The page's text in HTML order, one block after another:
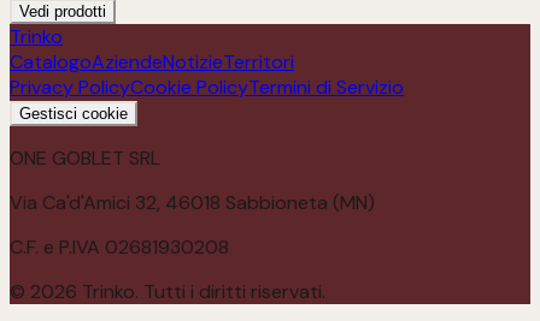
Vedi prodotti
Trinko
CatalogoAziendeNotizieTerritori
Privacy PolicyCookie PolicyTermini di Servizio
Gestisci cookie
ONE GOBLET SRL
Via Ca'd'Amici 32, 46018 Sabbioneta (MN)
C.F. e P.IVA 02681930208
© 2026 Trinko. Tutti i diritti riservati.